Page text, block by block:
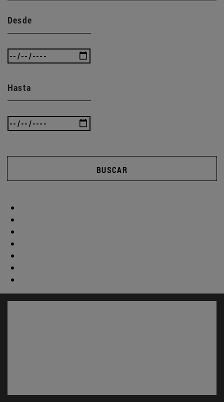
Desde
Hasta
BUSCAR